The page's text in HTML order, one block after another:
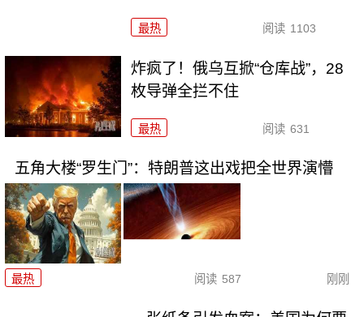
最热 阅读 1103
炸疯了！俄乌互掀“仓库战”，28
枚导弹全拦不住
最热 阅读 631
五角大楼“罗生门”：特朗普这出戏把全世界演懵
最热 阅读 587 刚刚